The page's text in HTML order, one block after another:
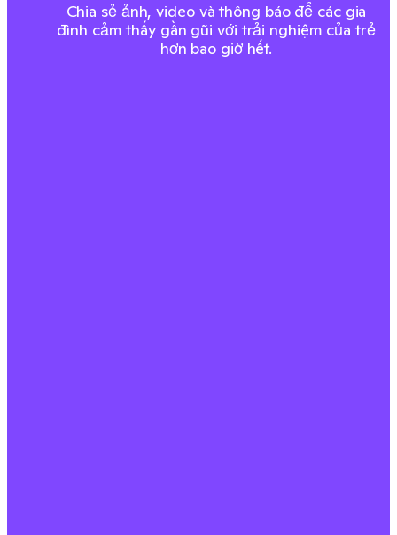
Chia sẻ ảnh, video và thông báo để các gia
đình cảm thấy gần gũi với trải nghiệm của trẻ
hơn bao giờ hết.